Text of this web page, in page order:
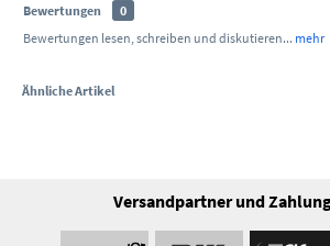
Bewertungen
0
Bewertungen lesen, schreiben und diskutieren... mehr
Ähnliche Artikel
Versandpartner und